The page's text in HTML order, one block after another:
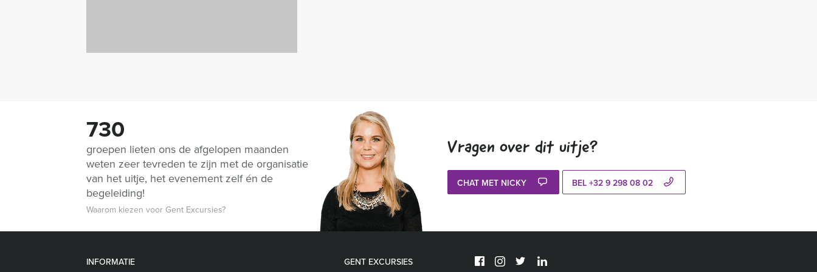
730
groepen lieten ons de afgelopen maanden
weten zeer tevreden te zijn met de organisatie
van het uitje, het evenement zelf én de
begeleiding!
Waarom kiezen voor Gent Excursies?
Vragen over dit uitje?
CHAT MET NICKY BEL +32 9 298 08 02
INFORMATIE GENT EXCURSIES